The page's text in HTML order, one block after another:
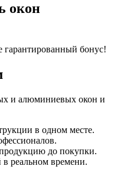
окон
гарантированный бонус!
и алюминиевых окон и
в одном месте.
до покупки.
в реальном времени.